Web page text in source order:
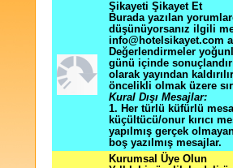
Şikayeti Şikayet Et
Burada yazılan
düşünüyorsanız ilgili
info@hotelsikayet.com
Değerlendirmeler
günü içinde
olarak yayından
öncelikli olmak üzere
Kural Dışı Mesajlar:
1. Her türlü küfürlü
küçültücü/onur kırıcı
yapılmış gerçek
boş yazılmış mesajlar.
Kurumsal Üye Olun